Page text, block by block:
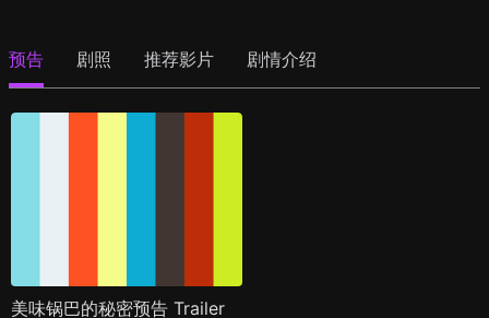
预告 剧照 推荐影片 剧情介绍
美味锅巴的秘密预告 Trailer